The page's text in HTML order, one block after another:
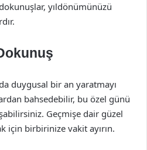
yıldönümünüzü
duygusal bir an yaratmayı
bahsedebilir, bu özel günü
Geçmişe dair güzel
için birbirinize vakit ayırın.